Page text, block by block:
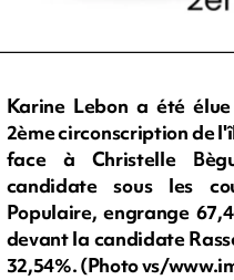
Karine Lebon a été
2ème circonscription de
face à Christelle
candidate sous les
Populaire, engrange
devant la candidate
32,54%. (Photo vs/